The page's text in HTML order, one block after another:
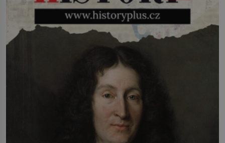
svatby přijde […]